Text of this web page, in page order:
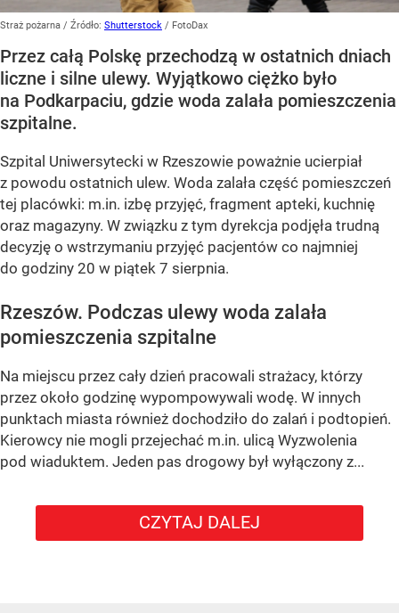
Straż pożarna / Źródło: Shutterstock / FotoDax
Przez całą Polskę przechodzą w ostatnich dniach
liczne i silne ulewy. Wyjątkowo ciężko było
na Podkarpaciu, gdzie woda zalała pomieszczenia
szpitalne.
Szpital Uniwersytecki w Rzeszowie poważnie ucierpiał
z powodu ostatnich ulew. Woda zalała część pomieszczeń
tej placówki: m.in. izbę przyjęć, fragment apteki, kuchnię
oraz magazyny. W związku z tym dyrekcja podjęła trudną
decyzję o wstrzymaniu przyjęć pacjentów co najmniej
do godziny 20 w piątek 7 sierpnia.
Rzeszów. Podczas ulewy woda zalała
pomieszczenia szpitalne
Na miejscu przez cały dzień pracowali strażacy, którzy
przez około godzinę wypompowywali wodę. W innych
punktach miasta również dochodziło do zalań i podtopień.
Kierowcy nie mogli przejechać m.in. ulicą Wyzwolenia
pod wiaduktem. Jeden pas drogowy był wyłączony z...
CZYTAJ DALEJ